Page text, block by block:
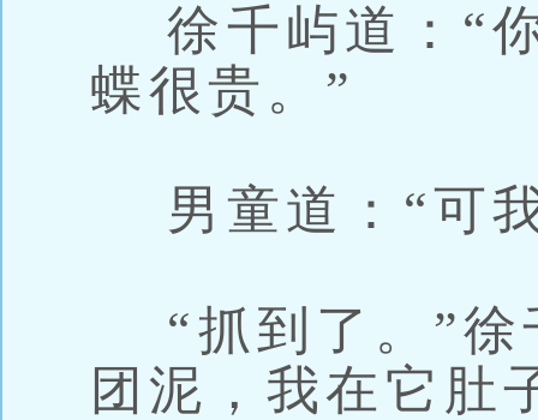
徐千屿道：“
蝶很贵。”
男童道：“可
“抓到了。”徐
团泥，我在它肚